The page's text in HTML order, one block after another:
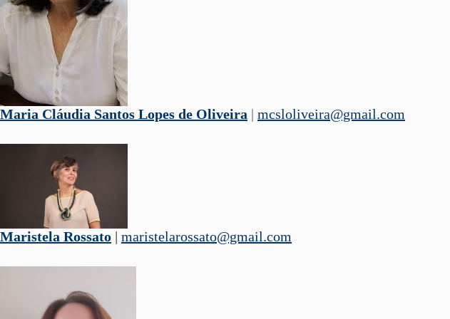
Maria Cláudia Santos Lopes de Oliveira | mcsloliveira@gmail.com
Maristela Rossato | maristelarossato@gmail.com